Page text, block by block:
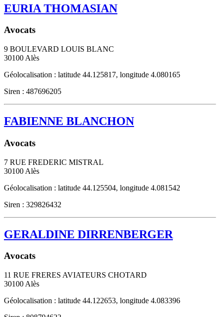
EURIA THOMASIAN
Avocats
9 BOULEVARD LOUIS BLANC
30100 Alès
Géolocalisation : latitude 44.125817, longitude 4.080165
Siren : 487696205
FABIENNE BLANCHON
Avocats
7 RUE FREDERIC MISTRAL
30100 Alès
Géolocalisation : latitude 44.125504, longitude 4.081542
Siren : 329826432
GERALDINE DIRRENBERGER
Avocats
11 RUE FRERES AVIATEURS CHOTARD
30100 Alès
Géolocalisation : latitude 44.122653, longitude 4.083396